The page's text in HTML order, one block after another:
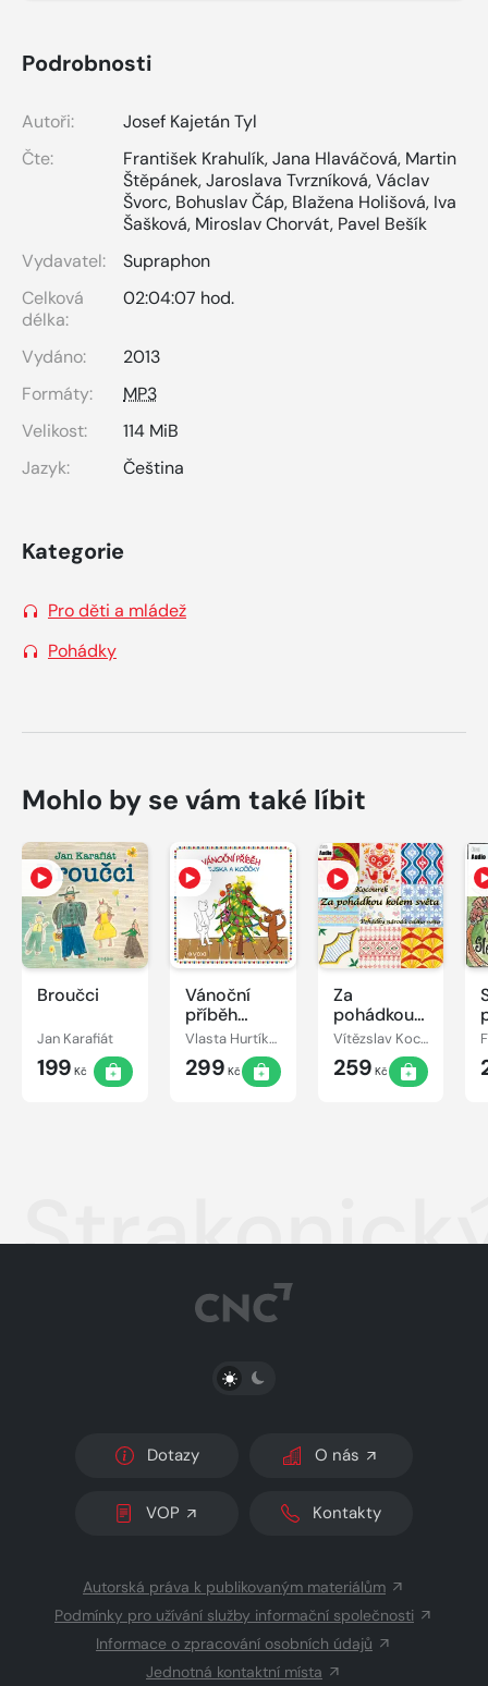
Podrobnosti
Autoři:
Josef Kajetán Tyl
Čte:
František Krahulík,Jana Hlaváčová, Martin
Štěpánek,Jaroslava Tvrzníková,Václav
Švorc, Bohuslav Čáp, Blažena Holišová, Iva
Šašková, Miroslav Chorvát, Pavel Bešík
Vydavatel:
Supraphon
Celková
délka:
02:04:07 hod.
Vydáno:
2013
Formáty:
MP3
Velikost:
114 MiB
Jazyk:
Čeština
Kategorie
Pro děti a mládež
Pohádky
Mohlo by se vám také líbit
Broučci
Jan Karafiát
199 Kč
Vánoční
příběh
pejska a
kočičky
Vlasta Hurtíková
299 Kč
Za
pohádkou
kolem
světa
Vítězslav Kocourek
259 Kč
PŘEPNOUT SVĚTLÝ/TMAVÝ REŽIM
Dotazy O nás
VOP Kontakty
Autorská práva k publikovaným materiálům
Podmínky pro užívání služby informační společnosti
Informace o zpracování osobních údajů
Jednotná kontaktní místa